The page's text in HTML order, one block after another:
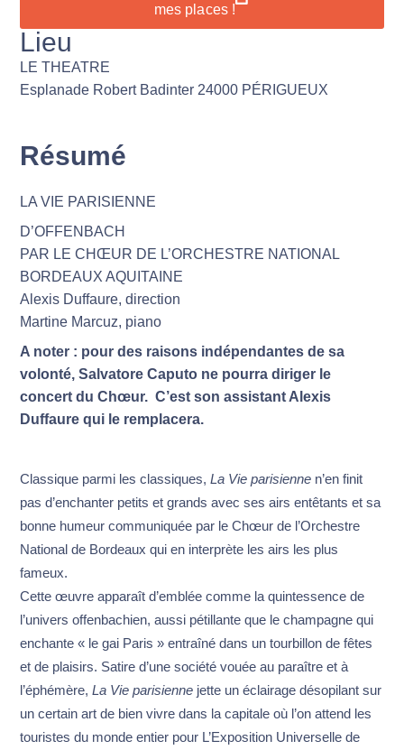
mes places !
Lieu
LE THEATRE
Esplanade Robert Badinter 24000 PÉRIGUEUX
Résumé
LA VIE PARISIENNE
D’OFFENBACH
PAR LE CHŒUR DE L’ORCHESTRE NATIONAL
BORDEAUX AQUITAINE
Alexis Duffaure, direction
Martine Marcuz, piano
A noter : pour des raisons indépendantes de sa
volonté, Salvatore Caputo ne pourra diriger le
concert du Chœur. C’est son assistant Alexis
Duffaure qui le remplacera.
Classique parmi les classiques,La Vie parisienne n’en finit
pas d’enchanter petits et grands avec ses airs entêtants et sa
bonne humeur communiquée par le Chœur de l’Orchestre
National de Bordeaux qui en interprète les airs les plus
fameux.
Cette œuvre apparaît d’emblée comme la quintessence de
l’univers offenbachien, aussi pétillante que le champagne qui
enchante « le gai Paris » entraîné dans un tourbillon de fêtes
et de plaisirs. Satire d’une société vouée au paraître et à
l’éphémère,La Vie parisienne jette un éclairage désopilant sur
un certain art de bien vivre dans la capitale où l’on attend les
touristes du monde entier pour L’Exposition Universelle de